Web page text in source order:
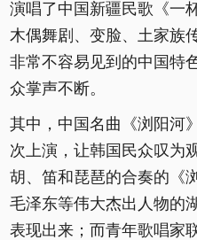
演唱了中国新疆民歌《一
木偶舞剧、变脸、土家族
非常不容易见到的中国特
众掌声不断。
其中，中国名曲《浏阳河
次上演，让韩国民众叹为
胡、笛和琵琶的合奏的《
毛泽东等伟大杰出人物的
表现出来；而青年歌唱家